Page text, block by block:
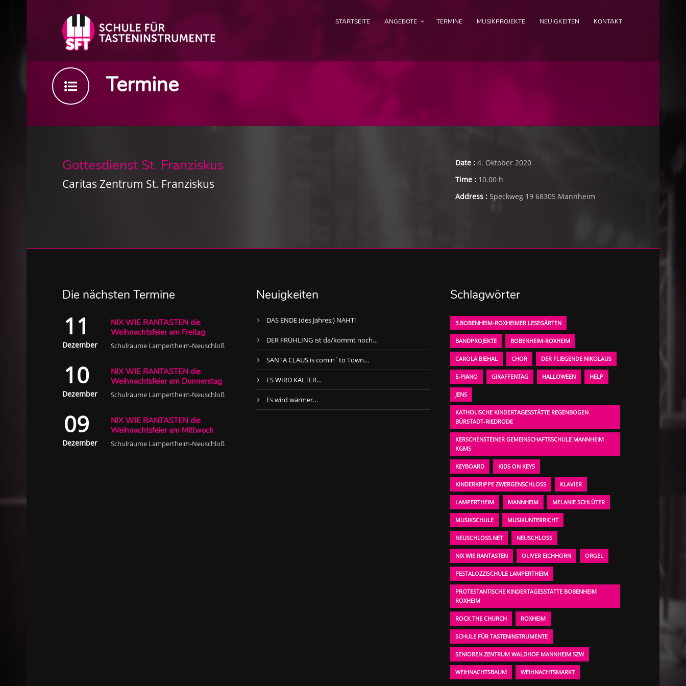
STARTSEITE ANGEBOTE TERMINE MUSIKPROJEKTE NEUIGKEITEN KONTAKT
Termine
Date : 4. Oktober 2020
Time : 10.00 h
Address : Speckweg 19 68305 Mannheim
Gottesdienst St. Franziskus
Caritas Zentrum St. Franziskus
Die nächsten Termine
11
Dezember
NIX WIE RANTASTEN die
Weihnachtsfeier am Freitag
Schulräume Lampertheim-Neuschloß
10
Dezember
NIX WIE RANTASTEN die
Weihnachtsfeier am Donnerstag
Schulräume Lampertheim-Neuschloß
09
Dezember
NIX WIE RANTASTEN die
Weihnachtsfeier am Mittwoch
Schulräume Lampertheim-Neuschloß
Neuigkeiten
DAS ENDE (des Jahres;) NAHT!
DER FRÜHLING ist da/kommt noch…
SANTA CLAUS is comin´to Town…
ES WIRD KÄLTER…
Es wird wärmer…
Schlagwörter
3.BOBENHEIM-ROXHEIMER LESEGÄRTEN
BANDPROJEKTE BOBENHEIM-ROXHEIM
CAROLA BIEHAL CHOR DER FLIEGENDE NIKOLAUS
E-PIANO GIRAFFENTAG HALLOWEEN HELP
JENS
KATHOLISCHE KINDERTAGESSTÄTTE REGENBOGEN
BÜRSTADT-RIEDRODE
KERSCHENSTEINER GEMEINSCHAFTSSCHULE MANNHEIM
KGMS
KEYBOARD KIDS ON KEYS
KINDERKRIPPE ZWERGENSCHLOSS KLAVIER
LAMPERTHEIM MANNHEIM MELANIE SCHLÜTER
MUSIKSCHULE MUSIKUNTERRICHT
NEUSCHLOSS.NET NEUSCHLOSS
NIX WIE RANTASTEN OLIVER EICHHORN ORGEL
PESTALOZZISCHULE LAMPERTHEIM
PROTESTANTISCHE KINDERTAGESSTÄTTE BOBENHEIM
ROXHEIM
ROCK THE CHURCH ROXHEIM
SCHULE FÜR TASTENINSTRUMENTE
SENIOREN ZENTRUM WALDHOF MANNHEIM SZW
WEIHNACHTSBAUM WEIHNACHTSMARKT